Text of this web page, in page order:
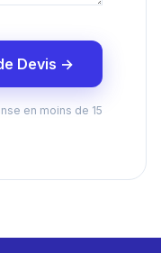
Devis →
en moins de 15